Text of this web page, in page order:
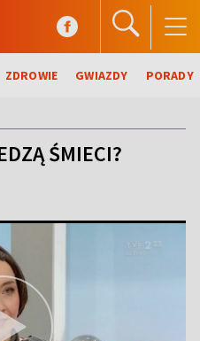
ZDROWIE GWIAZDY PORADY
ŚMIECI?